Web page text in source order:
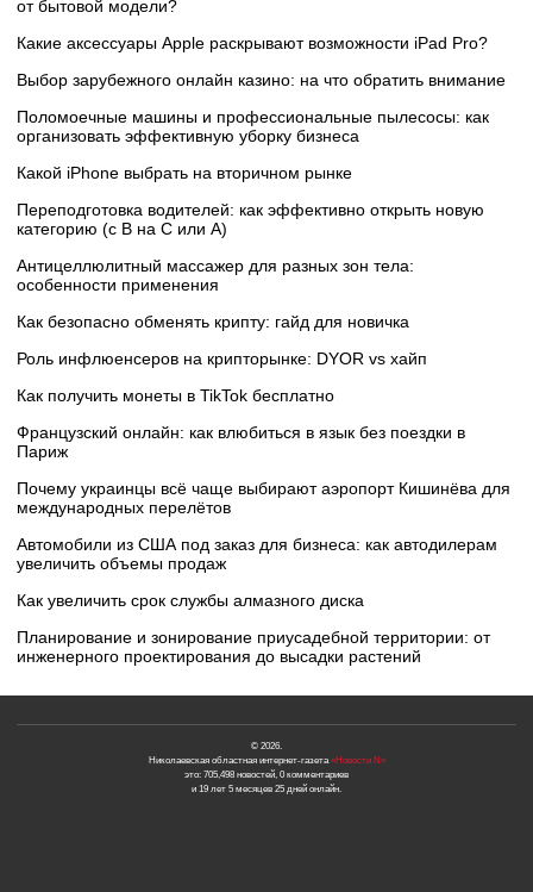
от бытовой модели?
Какие аксессуары Apple раскрывают возможности iPad Pro?
Выбор зарубежного онлайн казино: на что обратить внимание
Поломоечные машины и профессиональные пылесосы: как
организовать эффективную уборку бизнеса
Какой iPhone выбрать на вторичном рынке
Переподготовка водителей: как эффективно открыть новую
категорию (с B на C или А)
Антицеллюлитный массажер для разных зон тела:
особенности применения
Как безопасно обменять крипту: гайд для новичка
Роль инфлюенсеров на крипторынке: DYOR vs хайп
Как получить монеты в TikTok бесплатно
Французский онлайн: как влюбиться в язык без поездки в
Париж
Почему украинцы всё чаще выбирают аэропорт Кишинёва для
международных перелётов
Автомобили из США под заказ для бизнеса: как автодилерам
увеличить объемы продаж
Как увеличить срок службы алмазного диска
Планирование и зонирование приусадебной территории: от
инженерного проектирования до высадки растений
© 2026.
Николаевская областная интернет-газета«Новости N»
это: 705,498 новостей, 0 комментариев
и 19 лет 5 месяцев 25 дней онлайн.